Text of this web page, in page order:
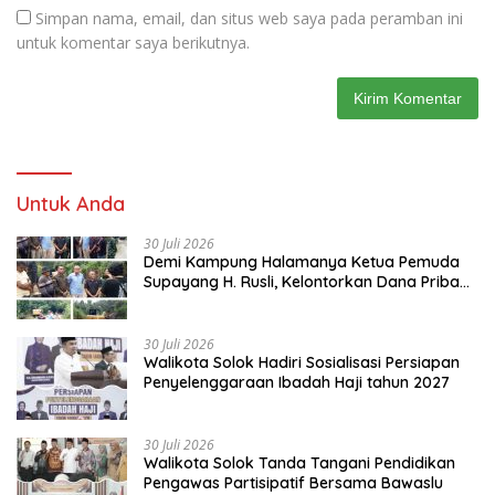
Simpan nama, email, dan situs web saya pada peramban ini
untuk komentar saya berikutnya.
Untuk Anda
30 Juli 2026
Demi Kampung Halamanya Ketua Pemuda
Supayang H. Rusli, Kelontorkan Dana Pribadi
30 Juli 2026
Walikota Solok Hadiri Sosialisasi Persiapan
Penyelenggaraan Ibadah Haji tahun 2027
30 Juli 2026
Walikota Solok Tanda Tangani Pendidikan
Pengawas Partisipatif Bersama Bawaslu